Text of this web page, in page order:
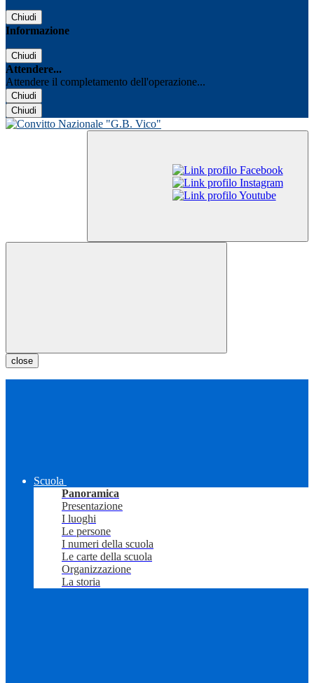
Chiudi
Informazione
Chiudi
Attendere...
Attendere il completamento dell'operazione...
Chiudi
Chiudi
close
Scuola
Panoramica
Presentazione
I luoghi
Le persone
I numeri della scuola
Le carte della scuola
Organizzazione
La storia